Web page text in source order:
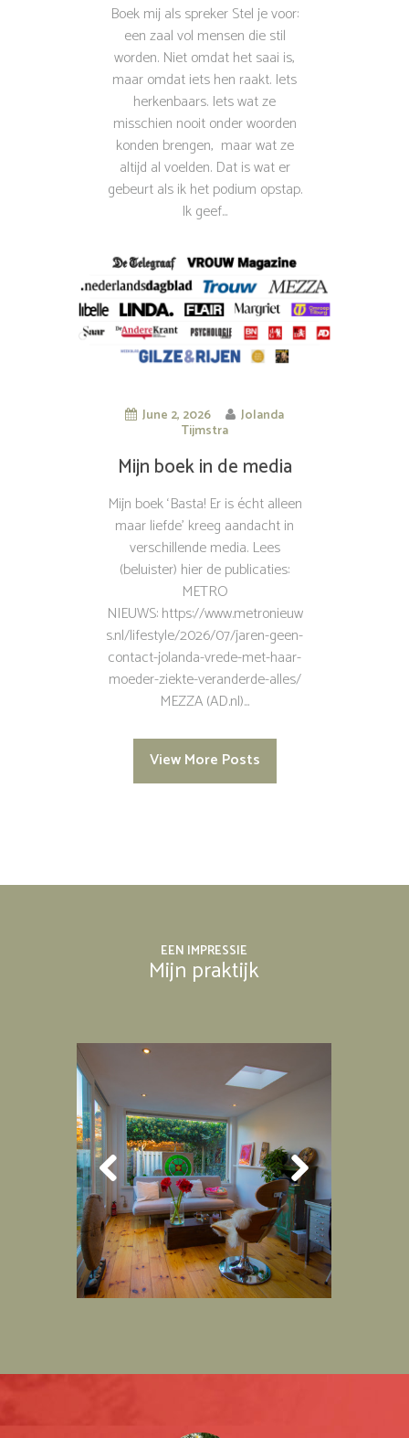
Boek mij als spreker Stel je voor:
een zaal vol mensen die stil
worden. Niet omdat het saai is,
maar omdat iets hen raakt. Iets
herkenbaars. Iets wat ze
misschien nooit onder woorden
konden brengen, maar wat ze
altijd al voelden. Dat is wat er
gebeurt als ik het podium opstap.
Ik geef...
June 2, 2026 Jolanda
Tijmstra
Mijn boek in de media
Mijn boek ‘Basta! Er is écht alleen
maar liefde’ kreeg aandacht in
verschillende media. Lees
(beluister) hier de publicaties:
METRO
NIEUWS: https://www.metronieuw
s.nl/lifestyle/2026/07/jaren-geen-
contact-jolanda-vrede-met-haar-
moeder-ziekte-veranderde-alles/
MEZZA (AD.nl)...
View More Posts
EEN IMPRESSIE
Mijn praktijk